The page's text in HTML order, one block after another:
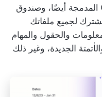
تغطي جميع تطبيقات ClickUp المدمجة أيضًا، وصندوق
لجميع ملفاتك
والحقول والمهام
الجديدة، وغير ذلك